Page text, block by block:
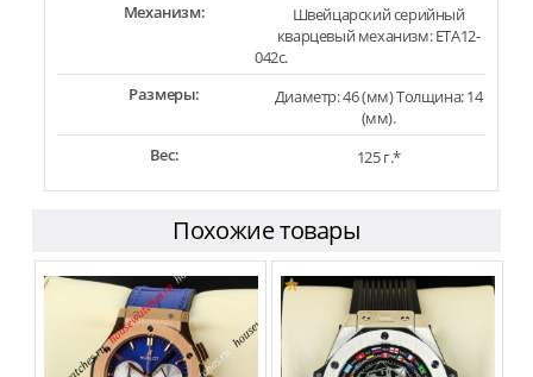
Механизм:
Швейцарский серийный
кварцевый механизм: ETA12-
042c.
Размеры:
Диаметр: 46 (мм) Толщина: 14
(мм).
Вес:
125 г.*
Похожие товары